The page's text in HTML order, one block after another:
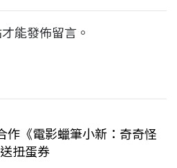
能發佈留言。
作《電影蠟筆小新：奇奇怪
扭蛋券